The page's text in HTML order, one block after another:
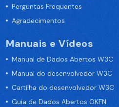
Perguntas Frequentes
Agradecimentos
Manuais e Vídeos
Manual de Dados Abertos W3C
Manual do desenvolvedor W3C
Cartilha do desenvolvedor W3C
Guia de Dados Abertos OKFN